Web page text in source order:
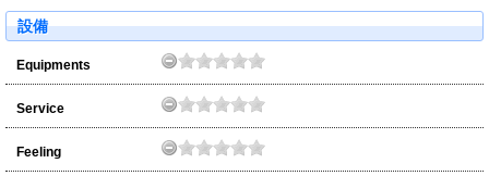
設備
Equipments
Service
Feeling